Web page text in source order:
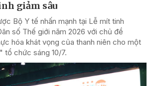
giảm sâu
Bộ Y tế nhấn mạnh tại Lễ mít tinh
số Thế giới năm 2026 với chủ đề
hóa khát vọng của thanh niên cho một
tổ chức sáng 10/7.